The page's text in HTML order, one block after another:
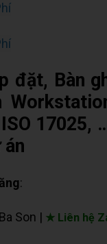
đặt, Bàn
17025,
:
Son | ★ Liên hệ